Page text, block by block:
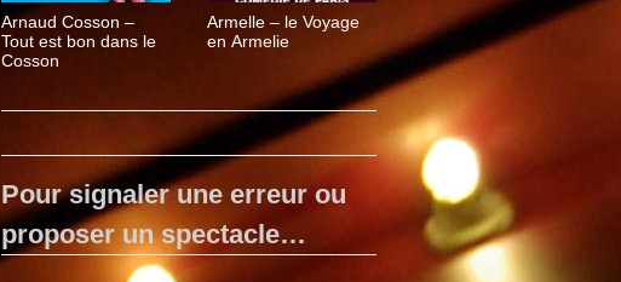
Arnaud Cosson –
Tout est bon dans le
Cosson
Armelle – le Voyage
en Armelie
Pour signaler une erreur ou
proposer un spectacle…